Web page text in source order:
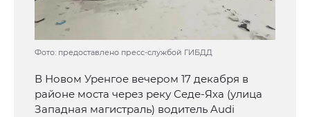
Фото: предоставлено пресс-службой ГИБДД
В Новом Уренгое вечером 17 декабря в
районе моста через реку Седе-Яха (улица
Западная магистраль) водитель Audi